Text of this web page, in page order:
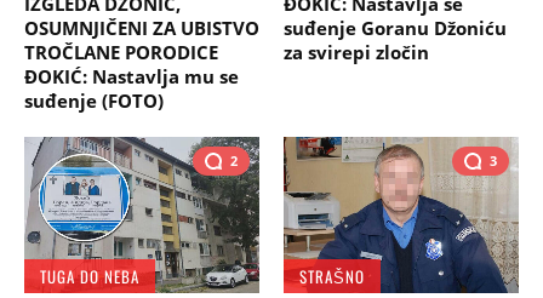
OSUMNJIČENI ZA UBISTVO
TROČLANE PORODICE
ĐOKIĆ: Nastavlja mu se
suđenje (FOTO)
suđenje Goranu Džoniću
za svirepi zločin
2
TUGA DO NEBA
3
STRAŠNO